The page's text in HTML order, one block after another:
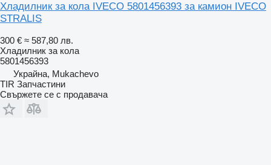
Хладилник за кола IVECO 5801456393 за камион IVECO
STRALIS
300 € ≈ 587,80 лв.
Хладилник за кола
5801456393
Украйна, Mukachevo
TIR Запчастини
Свържете се с продавача